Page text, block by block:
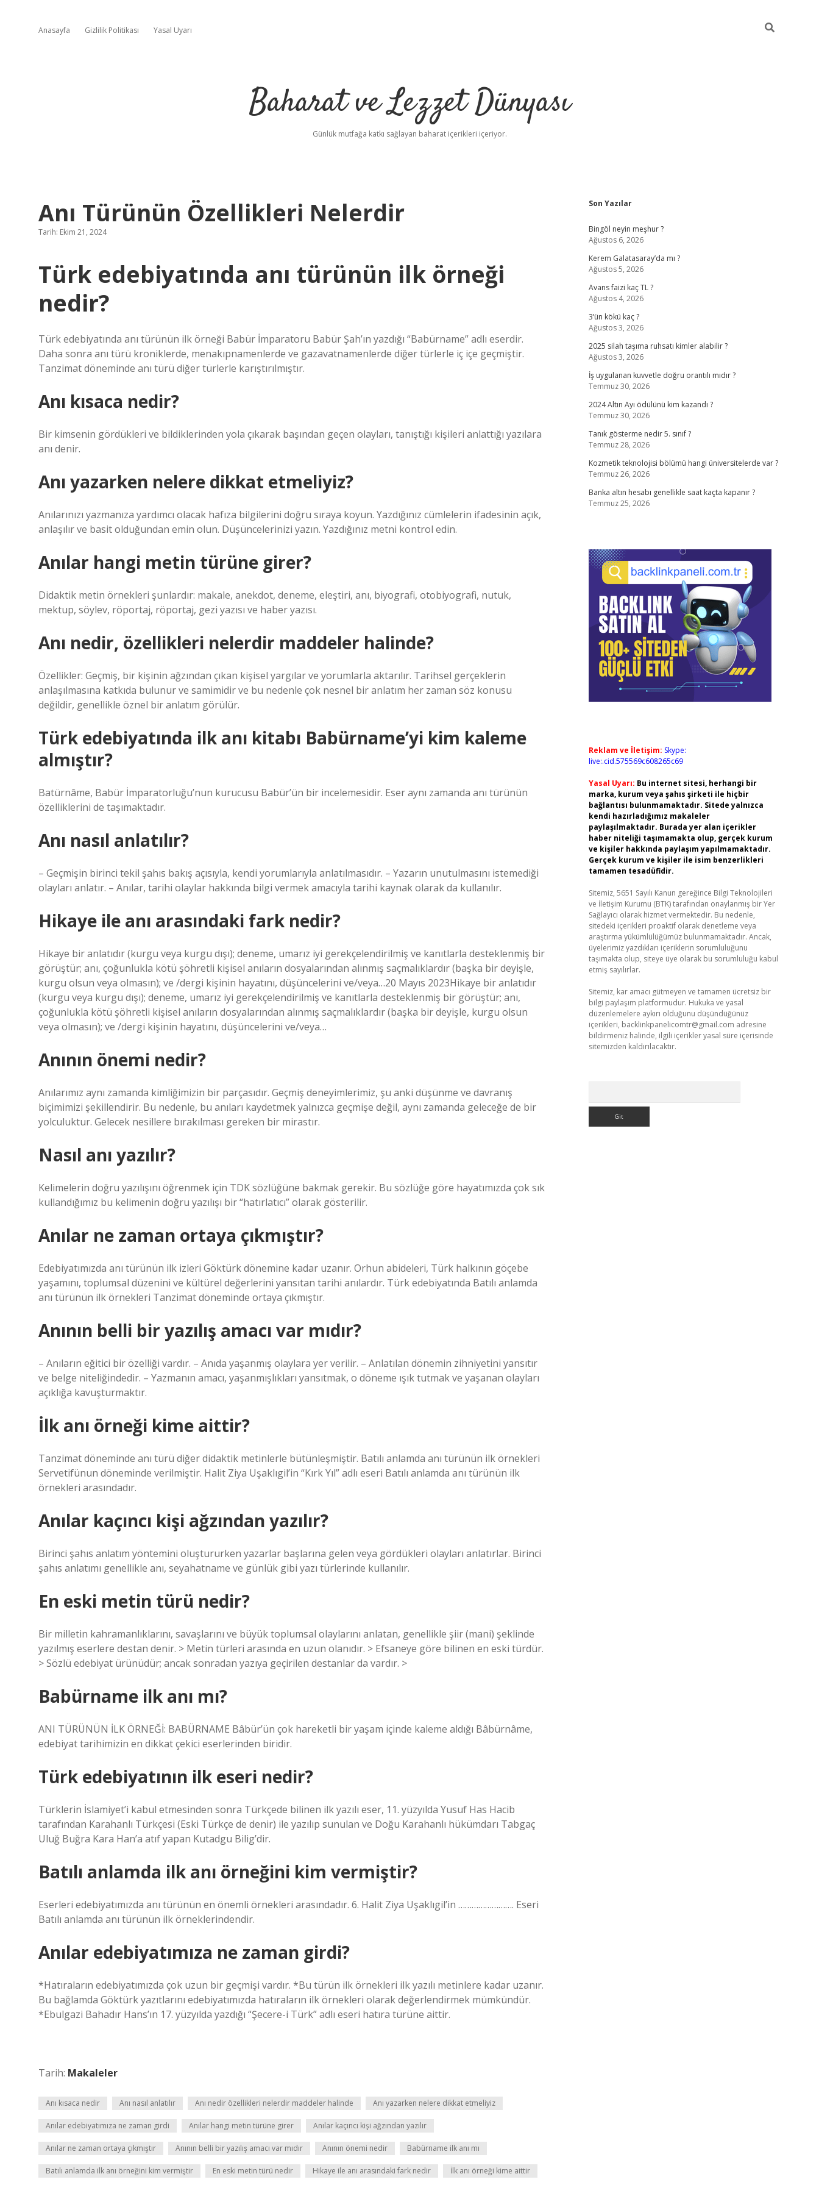
Anasayfa Gizlilik Politikası Yasal Uyarı
Baharat ve Lezzet Dünyası
Günlük mutfağa katkı sağlayan baharat içerikleri içeriyor.
Anı Türünün Özellikleri Nelerdir
Tarih: Ekim 21, 2024
Türk edebiyatında anı türünün ilk örneği
nedir?
Türk edebiyatında anı türünün ilk örneği Babür İmparatoru Babür Şah’ın yazdığı “Babürname” adlı eserdir.
Daha sonra anı türü kroniklerde, menakıpnamenlerde ve gazavatnamenlerde diğer türlerle iç içe geçmiştir.
Tanzimat döneminde anı türü diğer türlerle karıştırılmıştır.
Anı kısaca nedir?
Bir kimsenin gördükleri ve bildiklerinden yola çıkarak başından geçen olayları, tanıştığı kişileri anlattığı yazılara
anı denir.
Anı yazarken nelere dikkat etmeliyiz?
Anılarınızı yazmanıza yardımcı olacak hafıza bilgilerini doğru sıraya koyun. Yazdığınız cümlelerin ifadesinin açık,
anlaşılır ve basit olduğundan emin olun. Düşüncelerinizi yazın. Yazdığınız metni kontrol edin.
Anılar hangi metin türüne girer?
Didaktik metin örnekleri şunlardır: makale, anekdot, deneme, eleştiri, anı, biyografi, otobiyografi, nutuk,
mektup, söylev, röportaj, röportaj, gezi yazısı ve haber yazısı.
Anı nedir, özellikleri nelerdir maddeler halinde?
Özellikler: Geçmiş, bir kişinin ağzından çıkan kişisel yargılar ve yorumlarla aktarılır. Tarihsel gerçeklerin
anlaşılmasına katkıda bulunur ve samimidir ve bu nedenle çok nesnel bir anlatım her zaman söz konusu
değildir, genellikle öznel bir anlatım görülür.
Türk edebiyatında ilk anı kitabı Babürname’yi kim kaleme
almıştır?
Batürnâme, Babür İmparatorluğu’nun kurucusu Babür’ün bir incelemesidir. Eser aynı zamanda anı türünün
özelliklerini de taşımaktadır.
Anı nasıl anlatılır?
– Geçmişin birinci tekil şahıs bakış açısıyla, kendi yorumlarıyla anlatılmasıdır. – Yazarın unutulmasını istemediği
olayları anlatır. – Anılar, tarihi olaylar hakkında bilgi vermek amacıyla tarihi kaynak olarak da kullanılır.
Hikaye ile anı arasındaki fark nedir?
Hikaye bir anlatıdır (kurgu veya kurgu dışı); deneme, umarız iyi gerekçelendirilmiş ve kanıtlarla desteklenmiş bir
görüştür; anı, çoğunlukla kötü şöhretli kişisel anıların dosyalarından alınmış saçmalıklardır (başka bir deyişle,
kurgu olsun veya olmasın); ve /dergi kişinin hayatını, düşüncelerini ve/veya…20 Mayıs 2023Hikaye bir anlatıdır
(kurgu veya kurgu dışı); deneme, umarız iyi gerekçelendirilmiş ve kanıtlarla desteklenmiş bir görüştür; anı,
çoğunlukla kötü şöhretli kişisel anıların dosyalarından alınmış saçmalıklardır (başka bir deyişle, kurgu olsun
veya olmasın); ve /dergi kişinin hayatını, düşüncelerini ve/veya…
Anının önemi nedir?
Anılarımız aynı zamanda kimliğimizin bir parçasıdır. Geçmiş deneyimlerimiz, şu anki düşünme ve davranış
biçimimizi şekillendirir. Bu nedenle, bu anıları kaydetmek yalnızca geçmişe değil, aynı zamanda geleceğe de bir
yolculuktur. Gelecek nesillere bırakılması gereken bir mirastır.
Nasıl anı yazılır?
Kelimelerin doğru yazılışını öğrenmek için TDK sözlüğüne bakmak gerekir. Bu sözlüğe göre hayatımızda çok sık
kullandığımız bu kelimenin doğru yazılışı bir “hatırlatıcı” olarak gösterilir.
Anılar ne zaman ortaya çıkmıştır?
Edebiyatımızda anı türünün ilk izleri Göktürk dönemine kadar uzanır. Orhun abideleri, Türk halkının göçebe
yaşamını, toplumsal düzenini ve kültürel değerlerini yansıtan tarihi anılardır. Türk edebiyatında Batılı anlamda
anı türünün ilk örnekleri Tanzimat döneminde ortaya çıkmıştır.
Anının belli bir yazılış amacı var mıdır?
– Anıların eğitici bir özelliği vardır. – Anıda yaşanmış olaylara yer verilir. – Anlatılan dönemin zihniyetini yansıtır
ve belge niteliğindedir. – Yazmanın amacı, yaşanmışlıkları yansıtmak, o döneme ışık tutmak ve yaşanan olayları
açıklığa kavuşturmaktır.
İlk anı örneği kime aittir?
Tanzimat döneminde anı türü diğer didaktik metinlerle bütünleşmiştir. Batılı anlamda anı türünün ilk örnekleri
Servetifünun döneminde verilmiştir. Halit Ziya Uşaklıgil’in “Kırk Yıl” adlı eseri Batılı anlamda anı türünün ilk
örnekleri arasındadır.
Anılar kaçıncı kişi ağzından yazılır?
Birinci şahıs anlatım yöntemini oluştururken yazarlar başlarına gelen veya gördükleri olayları anlatırlar. Birinci
şahıs anlatımı genellikle anı, seyahatname ve günlük gibi yazı türlerinde kullanılır.
En eski metin türü nedir?
Bir milletin kahramanlıklarını, savaşlarını ve büyük toplumsal olaylarını anlatan, genellikle şiir (mani) şeklinde
yazılmış eserlere destan denir. > Metin türleri arasında en uzun olanıdır. > Efsaneye göre bilinen en eski türdür.
> Sözlü edebiyat ürünüdür; ancak sonradan yazıya geçirilen destanlar da vardır. >
Babürname ilk anı mı?
ANI TÜRÜNÜN İLK ÖRNEĞİ: BABÜRNAME Bâbür’ün çok hareketli bir yaşam içinde kaleme aldığı Bâbürnâme,
edebiyat tarihimizin en dikkat çekici eserlerinden biridir.
Türk edebiyatının ilk eseri nedir?
Türklerin İslamiyet’i kabul etmesinden sonra Türkçede bilinen ilk yazılı eser, 11. yüzyılda Yusuf Has Hacib
tarafından Karahanlı Türkçesi (Eski Türkçe de denir) ile yazılıp sunulan ve Doğu Karahanlı hükümdarı Tabgaç
Uluğ Buğra Kara Han’a atıf yapan Kutadgu Bilig’dir.
Batılı anlamda ilk anı örneğini kim vermiştir?
Eserleri edebiyatımızda anı türünün en önemli örnekleri arasındadır. 6. Halit Ziya Uşaklıgil’in ……………………. Eseri
Batılı anlamda anı türünün ilk örneklerindendir.
Anılar edebiyatımıza ne zaman girdi?
*Hatıraların edebiyatımızda çok uzun bir geçmişi vardır. *Bu türün ilk örnekleri ilk yazılı metinlere kadar uzanır.
Bu bağlamda Göktürk yazıtlarını edebiyatımızda hatıraların ilk örnekleri olarak değerlendirmek mümkündür.
*Ebulgazi Bahadır Hans’ın 17. yüzyılda yazdığı “Şecere-i Türk” adlı eseri hatıra türüne aittir.
Tarih: Makaleler
Anı kısaca nedir Anı nasıl anlatılır Anı nedir özellikleri nelerdir maddeler halinde Anı yazarken nelere dikkat etmeliyiz
Anılar edebiyatımıza ne zaman girdi Anılar hangi metin türüne girer Anılar kaçıncı kişi ağzından yazılır
Anılar ne zaman ortaya çıkmıştır Anının belli bir yazılış amacı var mıdır Anının önemi nedir Babürname ilk anı mı
Batılı anlamda ilk anı örneğini kim vermiştir En eski metin türü nedir Hikaye ile anı arasındaki fark nedir İlk anı örneği kime aittir
Sidebar
Son Yazılar
Bingöl neyin meşhur ?
Ağustos 6, 2026
Kerem Galatasaray’da mı ?
Ağustos 5, 2026
Avans faizi kaç TL ?
Ağustos 4, 2026
3’ün kökü kaç ?
Ağustos 3, 2026
2025 silah taşıma ruhsatı kimler alabilir ?
Ağustos 3, 2026
İş uygulanan kuvvetle doğru orantılı mıdır ?
Temmuz 30, 2026
2024 Altın Ayı ödülünü kim kazandı ?
Temmuz 30, 2026
Tanık gösterme nedir 5. sınıf ?
Temmuz 28, 2026
Kozmetik teknolojisi bölümü hangi üniversitelerde var ?
Temmuz 26, 2026
Banka altın hesabı genellikle saat kaçta kapanır ?
Temmuz 25, 2026
Reklam ve İletişim: Skype:
live:.cid.575569c608265c69
Yasal Uyarı: Bu internet sitesi, herhangi bir
marka, kurum veya şahıs şirketi ile hiçbir
bağlantısı bulunmamaktadır. Sitede yalnızca
kendi hazırladığımız makaleler
paylaşılmaktadır. Burada yer alan içerikler
haber niteliği taşımamakta olup, gerçek kurum
ve kişiler hakkında paylaşım yapılmamaktadır.
Gerçek kurum ve kişiler ile isim benzerlikleri
tamamen tesadüfidir.
Sitemiz, 5651 Sayılı Kanun gereğince Bilgi Teknolojileri
ve İletişim Kurumu (BTK) tarafından onaylanmış bir Yer
Sağlayıcı olarak hizmet vermektedir. Bu nedenle,
sitedeki içerikleri proaktif olarak denetleme veya
araştırma yükümlülüğümüz bulunmamaktadır. Ancak,
üyelerimiz yazdıkları içeriklerin sorumluluğunu
taşımakta olup, siteye üye olarak bu sorumluluğu kabul
etmiş sayılırlar.
Sitemiz, kar amacı gütmeyen ve tamamen ücretsiz bir
bilgi paylaşım platformudur. Hukuka ve yasal
düzenlemelere aykırı olduğunu düşündüğünüz
içerikleri, backlinkpanelicomtr@gmail.com adresine
bildirmeniz halinde, ilgili içerikler yasal süre içerisinde
sitemizden kaldırılacaktır.